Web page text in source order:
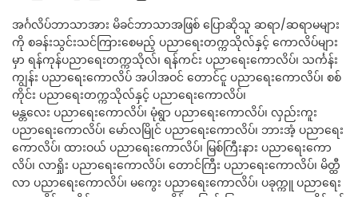
အင်္ဂလိပ်ဘာသာအား မိခင်ဘာသာအဖြစ် ပြောဆိုသူ ဆရာ/ဆရာမများ
ကို စခန်းသွင်းသင်ကြားစေမည့် ပညာရေးတက္ကသိုလ်နှင့် ကောလိပ်များ
မှာ ရန်ကုန်ပညာရေးတက္ကသိုလ်၊ ရန်ကင်း ပညာရေးကောလိပ်၊ သင်္ကန်း
ကျွန်း ပညာရေးကောလိပ် အပါအဝင် တောင်ငူ ပညာရေးကောလိပ်၊ စစ်
ကိုင်း ပညာရေးတက္ကသိုလ်နှင့် ပညာရေးကောလိပ်၊
မန္တလေး ပညာရေးကောလိပ်၊ မုံရွာ ပညာရေးကောလိပ်၊ လှည်းကူး
ပညာရေးကောလိပ်၊ မော်လမြိုင် ပညာရေးကောလိပ်၊ ဘားအံ့ ပညာရေး
ကောလိပ်၊ ထားဝယ် ပညာရေးကောလိပ်၊ မြစ်ကြီးနား ပညာရေးကော
လိပ်၊ လာရှိုး ပညာရေးကောလိပ်၊ တောင်ကြီး ပညာရေးကောလိပ်၊ မိတ္ထီ
လာ ပညာရေးကောလိပ်၊ မကွေး ပညာရေးကောလိပ်၊ ပခုက္ကူ ပညာရေး